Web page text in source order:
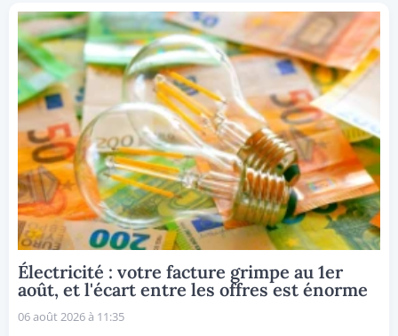
Électricité : votre facture grimpe au 1er
août, et l'écart entre les offres est énorme
06 août 2026 à 11:35